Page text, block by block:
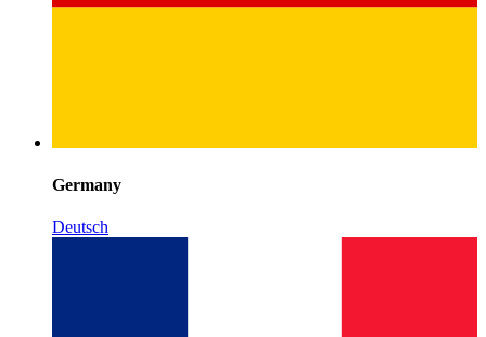
Germany
Deutsch